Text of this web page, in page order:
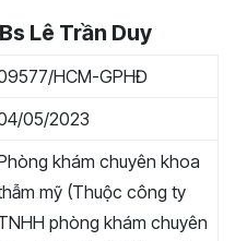
Lê Trần Duy
HCM-GPHĐ
05/2023
khám chuyên khoa
mỹ (Thuộc công ty
phòng khám chuyên